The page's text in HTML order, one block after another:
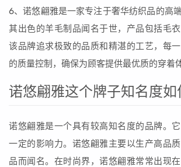
6、诺悠翩雅是一家专注于奢华纺织品的高
其出色的羊毛制品闻名于世，产品包括毛衣
该品牌追求极致的品质和精湛的工艺，每
的质量控制，确保为顾客提供最优质的穿着
诺悠翩雅这个牌子知名度如
诺悠翩雅是一个具有较高知名度的品牌。
一定的影响力。诺悠翩雅主要以生产高品
品而闻名。在时尚界，诺悠翩雅常常出现